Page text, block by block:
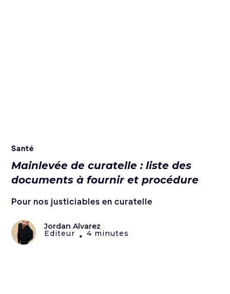
Santé
Mainlevée de curatelle : liste des
documents à fournir et procédure
Pour nos justiciables en curatelle
Jordan Alvarez
Editeur • 4 minutes